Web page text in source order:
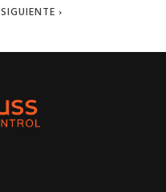
SIGUIENTE ›